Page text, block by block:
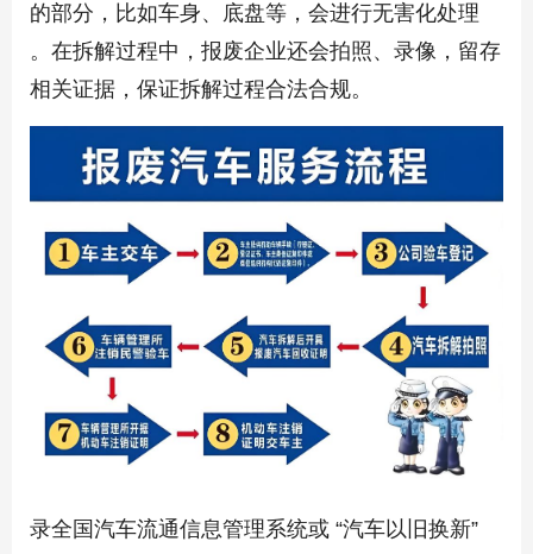
的部分，比如车身、底盘等，会进行无害化处理
。在拆解过程中，报废企业还会拍照、录像，留存
相关证据，保证拆解过程合法合规。
录全国汽车流通信息管理系统或 “汽车以旧换新”